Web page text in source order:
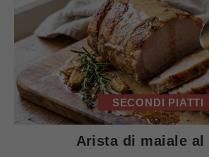
SECONDI PIATTI
Arista di maiale al